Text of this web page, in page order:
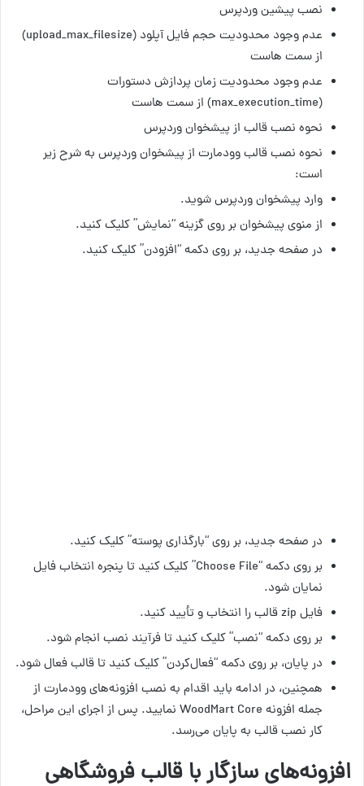
نصب پیشین وردپرس
عدم وجود محدودیت حجم فایل آپلود (upload_max_filesize)
از سمت هاست
عدم وجود محدودیت زمان پردازش دستورات
(max_execution_time) از سمت هاست
نحوه نصب قالب از پیشخوان وردپرس
نحوه نصب قالب وودمارت از پیشخوان وردپرس به شرح زیر
است:
وارد پیشخوان وردپرس شوید.
از منوی پیشخوان بر روی گزینه “نمایش” کلیک کنید.
در صفحه جدید، بر روی دکمه “افزودن” کلیک کنید.
در صفحه جدید، بر روی “بارگذاری پوسته” کلیک کنید.
بر روی دکمه “Choose File” کلیک کنید تا پنجره انتخاب فایل
نمایان شود.
فایل zip قالب را انتخاب و تأیید کنید.
بر روی دکمه “نصب” کلیک کنید تا فرآیند نصب انجام شود.
در پایان، بر روی دکمه “فعال‌کردن” کلیک کنید تا قالب فعال شود.
همچنین، در ادامه باید اقدام به نصب افزونه‌های وودمارت از
جمله افزونه WoodMart Core نمایید. پس از اجرای این مراحل،
کار نصب قالب به پایان می‌رسد.
افزونه‌های سازگار با قالب فروشگاهی